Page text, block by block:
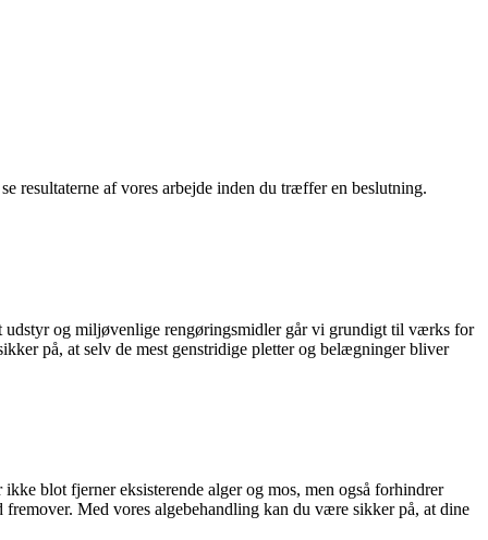
resultaterne af vores arbejde inden du træffer en beslutning.
udstyr og miljøvenlige rengøringsmidler går vi grundigt til værks for
på, at selv de mest genstridige pletter og belægninger bliver
blot fjerner eksisterende alger og mos, men også forhindrer
Med vores algebehandling kan du være sikker på, at dine